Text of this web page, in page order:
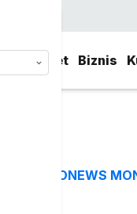
Svet Biznis
EURONEWS